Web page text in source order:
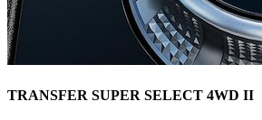
TRANSFER SUPER SELECT 4WD II